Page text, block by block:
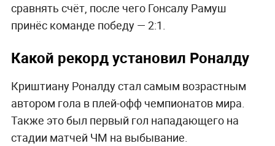
сравнять счёт, после чего Гонсалу Рамуш
принёс команде победу — 2:1.
Какой рекорд установил Роналду
Криштиану Роналду стал самым возрастным
автором гола в плей-офф чемпионатов мира.
Также это был первый гол нападающего на
стадии матчей ЧМ на выбывание.